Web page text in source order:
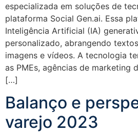
especializada em soluções de
plataforma Social Gen.ai. Essa
Inteligência Artificial (IA)
personalizado, abrangendo
imagens e vídeos. A tecnologia
as PMEs, agências de marketing
[…]
Balanço e
varejo 2023